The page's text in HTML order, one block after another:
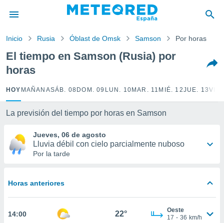
por
para
la
calidad.
a este
las
y
forma
basada
permite
Inicio Rusia Óblast de Omsk Samson Por horas
El tiempo en Samson (Rusia) por
horas
HOY MAÑANASÁB. 08 DOM. 09 LUN. 10 MAR. 11 MIÉ. 12JUE. 13VIE.
La previsión del tiempo por horas en Samson
Jueves, 06 de agosto
Lluvia débil con cielo parcialmente nuboso
Por la tarde
Horas anteriores
14:00 22°
Oeste
17 - 36 km/h